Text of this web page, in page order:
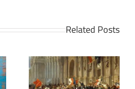
Related Posts